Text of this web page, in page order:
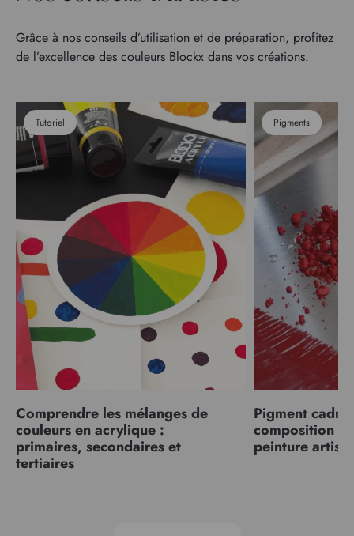
Grâce à nos conseils d’utilisation et de préparation, profitez
de l’excellence des couleurs Blockx dans vos créations.
Tutoriel
Comprendre les mélanges de
couleurs en acrylique :
primaires, secondaires et
tertiaires
Pigments
Pigment
composition
peinture